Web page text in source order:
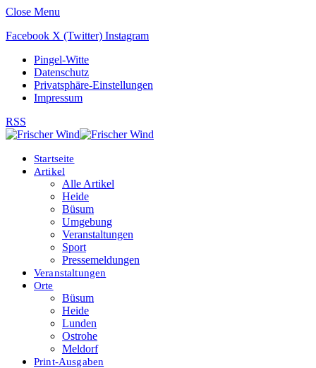
Close Menu
Facebook X (Twitter) Instagram
Pingel-Witte
Datenschutz
Privatsphäre-Einstellungen
Impressum
RSS
Startseite
Artikel
Alle Artikel
Heide
Büsum
Umgebung
Veranstaltungen
Sport
Pressemeldungen
Veranstaltungen
Orte
Büsum
Heide
Lunden
Ostrohe
Meldorf
Print-Ausgaben